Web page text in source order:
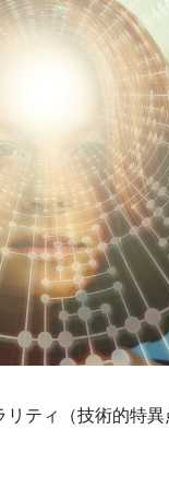
ティ（技術的特